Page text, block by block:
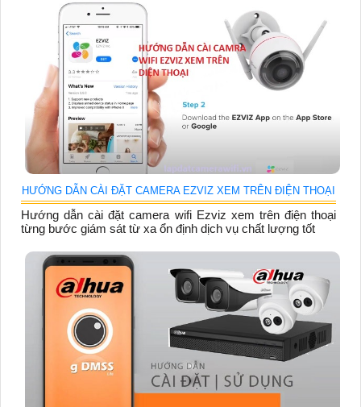
HƯỚNG DẪN CÀI ĐẶT CAMERA EZVIZ XEM TRÊN ĐIỆN THOẠI
Hướng dẫn cài đặt camera wifi Ezviz xem trên điện thoại
từng bước giám sát từ xa ổn định dịch vụ chất lượng tốt